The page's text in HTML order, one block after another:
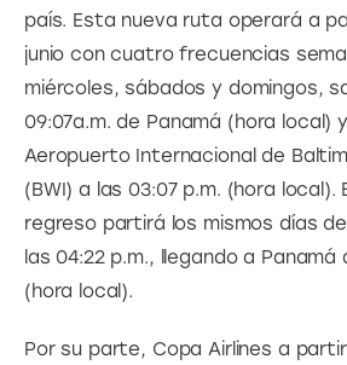
país. Esta nueva ruta operará a
junio con cuatro frecuencias
miércoles, sábados y domingos,
09:07a.m. de Panamá (hora local)
Aeropuerto Internacional de
(BWI) a las 03:07 p.m. (hora local).
regreso partirá los mismos días
las 04:22 p.m., llegando a Panamá
(hora local).
Por su parte, Copa Airlines a partir